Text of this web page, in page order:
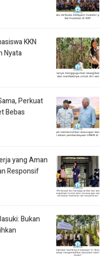
KKN
Nyata
Perkuat
Bebas
yang Aman
Responsif
Bukan